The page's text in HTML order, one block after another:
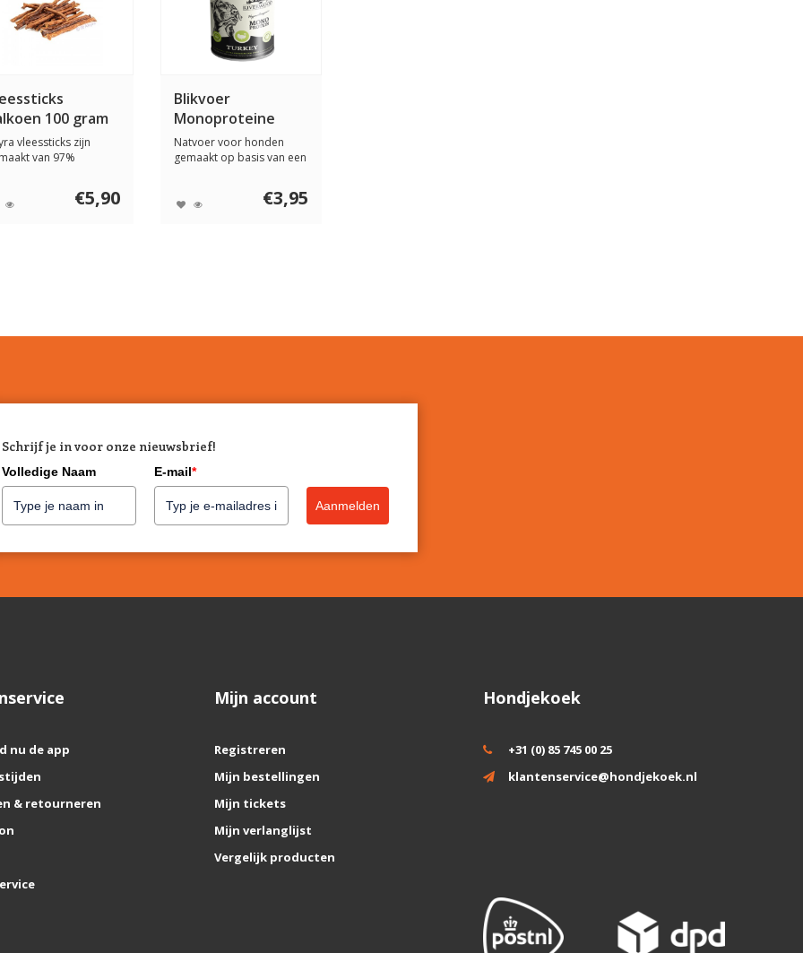
100 gram
vleessticks zijn
van 97%
€5,90
Blikvoer
Monoproteine
Kalkoen 400 gram
Natvoer voor honden
gemaakt op basis van een
€3,95
Schrijf je in voor onze nieuwsbrief!
Volledige Naam E-mail*
Aanmelden
nu de app
& retourneren
Mijn account
Registreren
Mijn bestellingen
Mijn tickets
Mijn verlanglijst
Vergelijk producten
Hondjekoek
+31 (0) 85 745 00 25
klantenservice@hondjekoek.nl